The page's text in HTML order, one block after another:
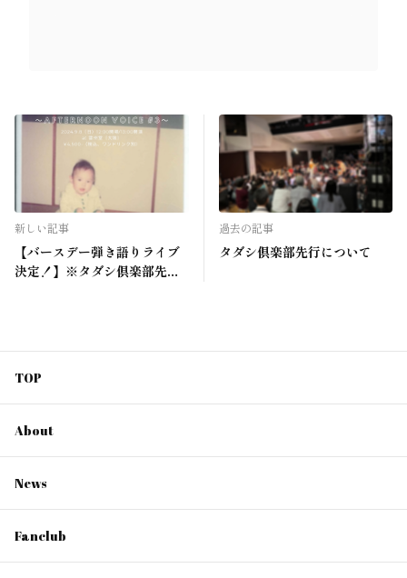
新しい記事
【バースデー弾き語りライブ
決定！】※タダシ倶楽部先行
過去の記事
タダシ倶楽部先行について
TOP
About
News
Fanclub